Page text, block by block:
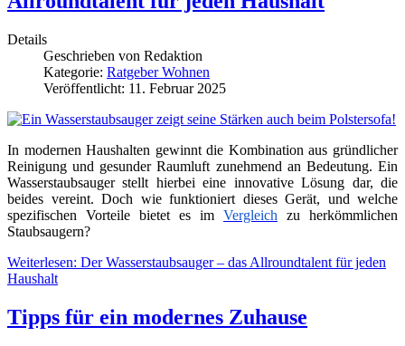
Details
Geschrieben von Redaktion
Kategorie: Ratgeber Wohnen
Veröffentlicht: 11. Februar 2025
In modernen Haushalten gewinnt die Kombination aus gründlicher
Reinigung und gesunder Raumluft zunehmend an Bedeutung. Ein
Wasserstaubsauger stellt hierbei eine innovative Lösung dar, die
beides vereint. Doch wie funktioniert dieses Gerät, und welche
spezifischen Vorteile bietet es im Vergleich zu herkömmlichen
Staubsaugern?
Weiterlesen: Der Wasserstaubsauger – das Allroundtalent für jeden
Haushalt
Tipps für ein modernes Zuhause